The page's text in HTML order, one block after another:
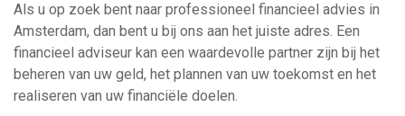
Als u op zoek bent naar professioneel financieel advies in
Amsterdam, dan bent u bij ons aan het juiste adres. Een
financieel adviseur kan een waardevolle partner zijn bij het
beheren van uw geld, het plannen van uw toekomst en het
realiseren van uw financiële doelen.